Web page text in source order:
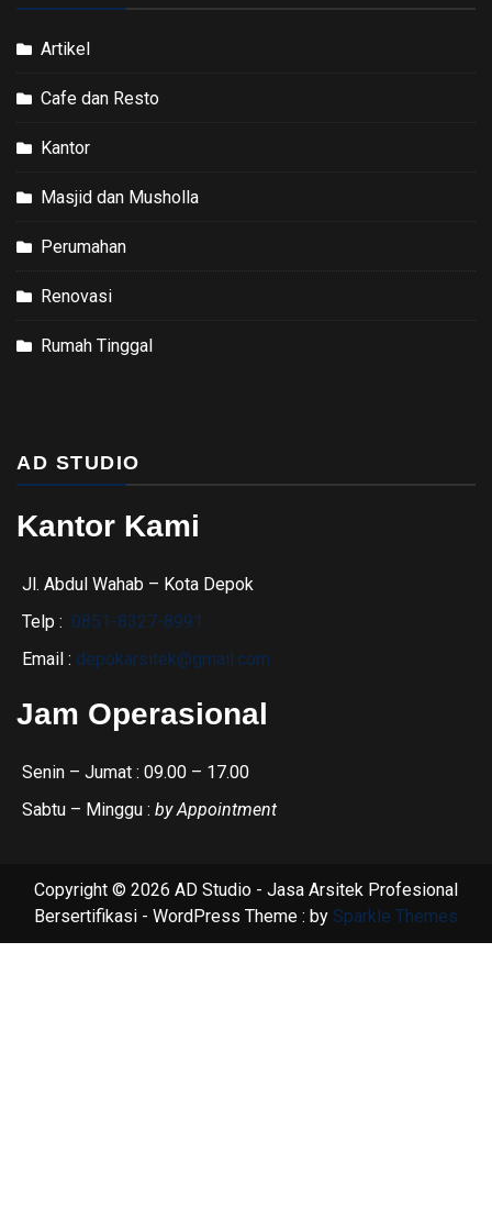
Artikel
Cafe dan Resto
Kantor
Masjid dan Musholla
Perumahan
Renovasi
Rumah Tinggal
AD STUDIO
Kantor Kami
Jl. Abdul Wahab – Kota Depok
Telp : 0851-8327-8991
Email : depokarsitek@gmail.com
Jam Operasional
Senin – Jumat : 09.00 – 17.00
Sabtu – Minggu : by Appointment
Copyright © 2026 AD Studio - Jasa Arsitek Profesional
Bersertifikasi - WordPress Theme : by Sparkle Themes